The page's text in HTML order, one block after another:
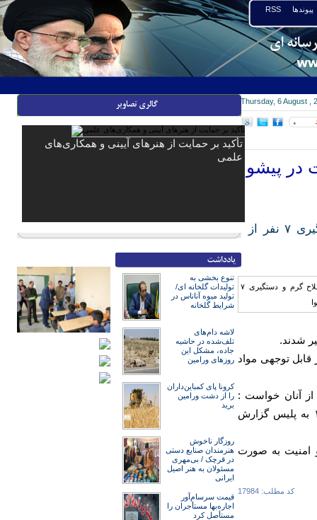
RSS پیوندها
Thursday, 6 August ,
۰
فرمانده انتظامی پیشوا از کشف ۷ قبضه سلاح گرم، مواد مخدر و دستگیری ۷ نفر از
شدند.
قبضه سلاح گرم، مقادیر قابل توجهی مواد
از آنان خواست :
شهروندان برای حفظ امنیت و آرامش جامعه، موارد مشکوک را از طریق شماره ۱۱۰ به پلیس گزارش
و امنیت به صورت
کد مطلب: 17984
تأکید بر حمایت از هنرهای آیینی و همکاری‌های
علمی
تنوع بخشی به
تولیدات گلخانه ای/
تولید میوه آناناس در
شرایط گلخانه
لاشه دام‌های
تلف‌شده در حاشیه
جاده، مشکل این
روزهای ورامین
کرونا پای کمباین‌داران
را از دشت ورامین
برید
روزگار ناخوش
هنرمند‌‌‌ان صنایع دستی
در قرچک / ‌بی‌مهری
مسئولان‌ به هنر اصیل
ایرانی
قیمت سرسام‌آور
اجاره‌بها مستأجران را
مستأصل کرد